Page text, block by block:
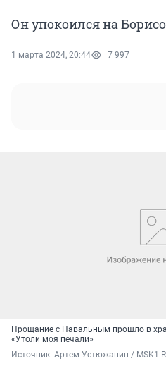
Он упокоился на
1 марта 2024, 20:44 7 997
Прощание с Навальным прошло в
«Утоли моя печали»
Источник: Артем Устюжанин /